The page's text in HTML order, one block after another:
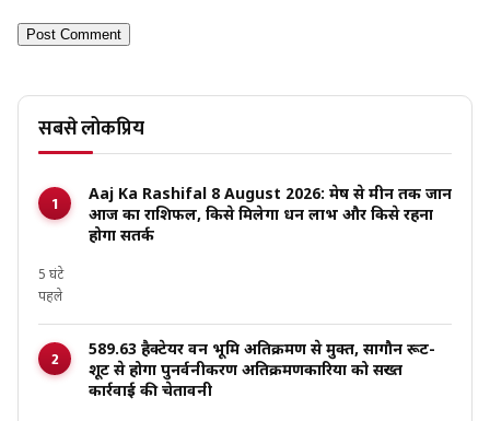
सबसे लोकप्रिय
Aaj Ka Rashifal 8 August 2026: मेष से मीन तक जानें
आज का राशिफल, किसे मिलेगा धन लाभ और किसे रहना
होगा सतर्क
5 घंटे
पहले
589.63 हैक्टेयर वन भूमि अतिक्रमण से मुक्त, सागौन रूट-
शूट से होगा पुनर्वनीकरण अतिक्रमणकारियों को सख्त
कार्रवाई की चेतावनी